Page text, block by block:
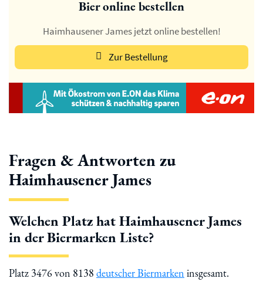
Bier online bestellen
Haimhausener James jetzt online bestellen!
Zur Bestellung
Fragen & Antworten zu
Haimhausener James
Welchen Platz hat Haimhausener James
in der Biermarken Liste?
Platz 3476 von 8138 deutscher Biermarken insgesamt.